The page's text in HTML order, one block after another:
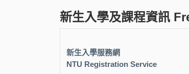
新生入學及課程資訊
新生入學服務網
NTU Registration Service